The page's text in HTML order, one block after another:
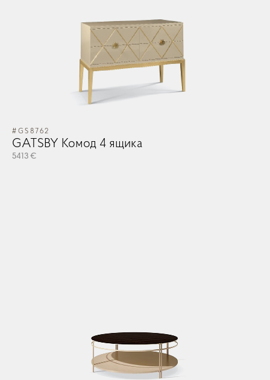
#GS8762
GATSBY Комод 4 ящика
5413 €